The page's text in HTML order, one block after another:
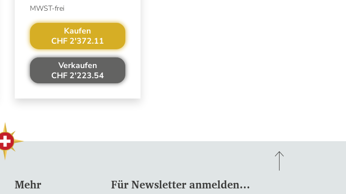
MWST-frei
Kaufen
CHF 2'372.11
Verkaufen
CHF 2'223.54
Mehr Für Newsletter anmelden…